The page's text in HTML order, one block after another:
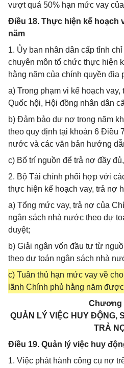
vượt quá 50% hạn mức vay
Điều 18. Thực hiện kế hoạch
năm
1. Ủy ban nhân dân cấp tỉnh
chuyên môn tổ chức thực hiện
hằng năm của chính quyền địa
a) Trong phạm vi kế hoạch
Quốc hội, Hội đồng nhân dân
b) Đảm bảo dư nợ trong năm
theo quy định tại khoản 6 Điều
nước và các văn bản hướng
c) Bố trí nguồn để trả nợ đầy
2. Bộ Tài chính phối hợp với
thực hiện kế hoạch vay, trả nợ
a) Tổng mức vay, trả nợ của
ngân sách nhà nước theo dự
duyệt;
b) Giải ngân vốn đầu tư từ
theo dự toán ngân sách nhà
c) Tuân thủ hạn mức vay về
lãnh Chính phủ hằng năm
Chương
QUẢN LÝ VIỆC HUY ĐỘNG,
TRẢ
Điều 19. Quản lý việc huy
1. Việc phát hành công cụ nợ